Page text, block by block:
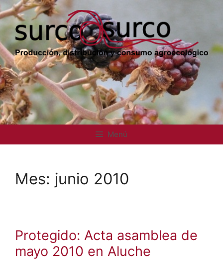
Saltar
al
contenido
Menú
Mes: junio 2010
Protegido: Acta asamblea de
mayo 2010 en Aluche